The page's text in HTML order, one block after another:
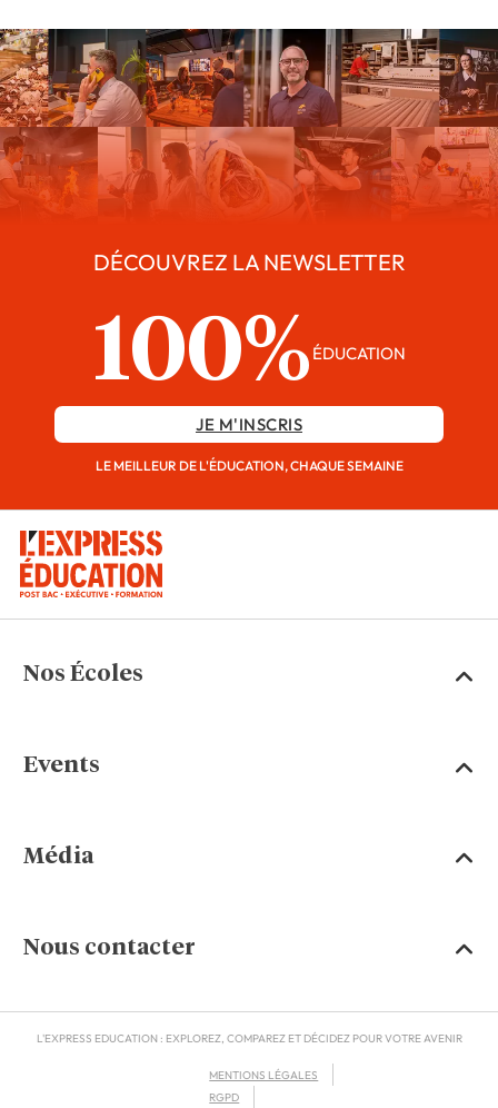
DÉCOUVREZ LA NEWSLETTER
100% ÉDUCATION
JE M'INSCRIS
LE MEILLEUR DE L'ÉDUCATION, CHAQUE SEMAINE
Nos Écoles
Events
Média
Nous contacter
L'EXPRESS EDUCATION : EXPLOREZ, COMPAREZ ET DÉCIDEZ POUR VOTRE AVENIR
MENTIONS LÉGALES
RGPD